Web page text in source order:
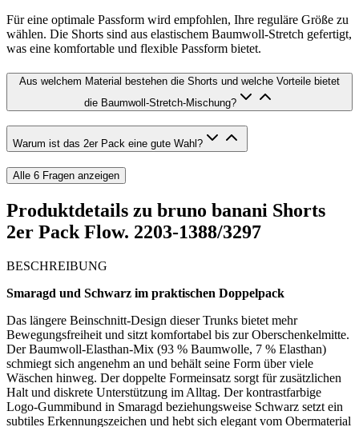
Für eine optimale Passform wird empfohlen, Ihre reguläre Größe zu
wählen. Die Shorts sind aus elastischem Baumwoll-Stretch gefertigt,
was eine komfortable und flexible Passform bietet.
Aus welchem Material bestehen die Shorts und welche Vorteile bietet
die Baumwoll-Stretch-Mischung?
Warum ist das 2er Pack eine gute Wahl?
Alle 6 Fragen anzeigen
Produktdetails zu bruno banani Shorts
2er Pack Flow. 2203-1388/3297
BESCHREIBUNG
Smaragd und Schwarz im praktischen Doppelpack
Das längere Beinschnitt-Design dieser Trunks bietet mehr
Bewegungsfreiheit und sitzt komfortabel bis zur Oberschenkelmitte.
Der Baumwoll-Elasthan-Mix (93 % Baumwolle, 7 % Elasthan)
schmiegt sich angenehm an und behält seine Form über viele
Wäschen hinweg. Der doppelte Formeinsatz sorgt für zusätzlichen
Halt und diskrete Unterstützung im Alltag. Der kontrastfarbige
Logo-Gummibund in Smaragd beziehungsweise Schwarz setzt ein
subtiles Erkennungszeichen und hebt sich elegant vom Obermaterial